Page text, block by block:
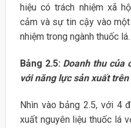
hiệu có trách nhiệm xã
cảm và sự tin cậy vào
nhiệm trong ngành thuốc lá.
Bảng 2.5: Doanh thu của
với năng lực sản xuất
Nhìn vào bảng 2.5, với 4
xuất nguyên liệu thuốc lá